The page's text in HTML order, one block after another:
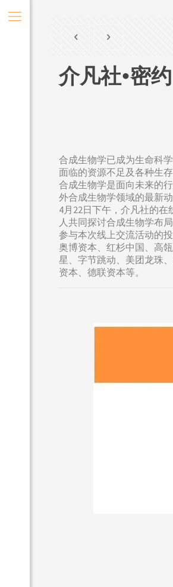
介凡社•密
合成生物学已成为生命科
面临的资源不足及各种生
合成生物学是面向未来的
外合成生物学领域的最新
4月22日下午，介凡社的
人共同探讨合成生物学布
参与本次线上交流活动的
奥博资本、红杉中国、高
星、字节跳动、美团龙珠
资本、德联资本等。